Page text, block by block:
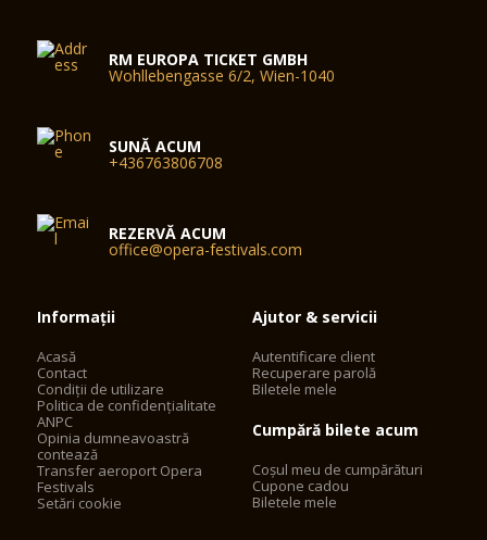
RM EUROPA TICKET GMBH
Wohllebengasse 6/2, Wien-1040
SUNĂ ACUM
+436763806708
REZERVĂ ACUM
office@opera-festivals.com
Informații
Acasă
Contact
Condiții de utilizare
Politica de confidențialitate
ANPC
Opinia dumneavoastră
contează
Transfer aeroport Opera
Festivals
Setări cookie
Ajutor & servicii
Autentificare client
Recuperare parolă
Biletele mele
Cumpără bilete acum
Coșul meu de cumpărături
Cupone cadou
Biletele mele